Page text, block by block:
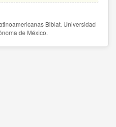
Biblat. Universidad
de México.